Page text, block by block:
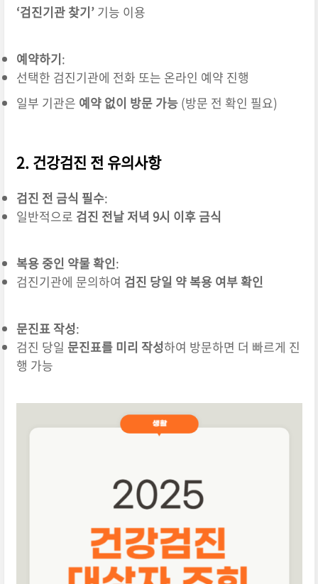
‘검진기관 찾기’기능 이용
예약하기:
선택한 검진기관에 전화 또는 온라인 예약 진행
일부 기관은 예약 없이 방문 가능(방문 전 확인 필요)
2. 건강검진 전 유의사항
검진 전 금식 필수:
일반적으로 검진 전날 저녁 9시 이후 금식
복용 중인 약물 확인:
검진기관에 문의하여 검진 당일 약 복용 여부 확인
문진표 작성:
검진 당일 문진표를 미리 작성하여 방문하면 더 빠르게 진
행 가능